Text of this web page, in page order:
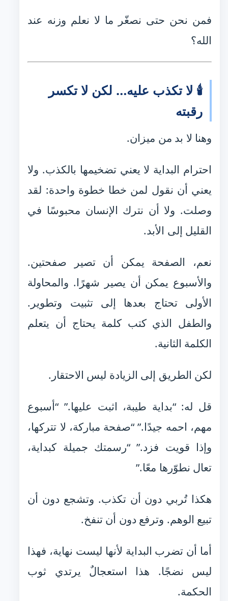
فمن نحن حتى نصغّر ما لا نعلم وزنه عند
الله؟
🕯️ لا تكذب عليه… لكن لا تكسر
رقبته
وهنا لا بد من ميزان.
احترام البداية لا يعني تضخيمها بالكذب. ولا
يعني أن نقول لمن خطا خطوة واحدة: لقد
وصلت. ولا أن نترك الإنسان محبوسًا في
القليل إلى الأبد.
نعم، الصفحة يمكن أن تصير صفحتين.
والأسبوع يمكن أن يصير شهرًا. والمحاولة
الأولى تحتاج بعدها إلى تثبيت وتطوير.
والطفل الذي كتب كلمة يحتاج أن يتعلم
الكلمة الثانية.
لكن الطريق إلى الزيادة ليس الاحتقار.
قل له: “بداية طيبة، اثبت عليها.” “أسبوع
مهم، احمه جيدًا.” “صفحة مباركة، لا تتركها،
وإذا قويت فزد.” “رسمتك جميلة كبداية،
تعال نطوّرها معًا.”
هكذا تُربي دون أن تكذب. وتشجع دون أن
تبيع الوهم. وترفع دون أن تنفخ.
أما أن تضرب البداية لأنها ليست نهاية، فهذا
ليس نضجًا. هذا استعجالٌ يرتدي ثوب
الحكمة.